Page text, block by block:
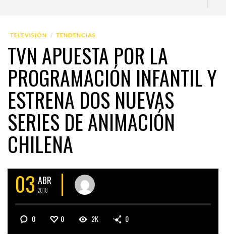
TELEVISIÓN TENDENCIAS
TVN APUESTA POR LA
PROGRAMACIÓN INFANTIL Y
ESTRENA DOS NUEVAS
SERIES DE ANIMACIÓN
CHILENA
03 ABR
2018
0 0 2K 0